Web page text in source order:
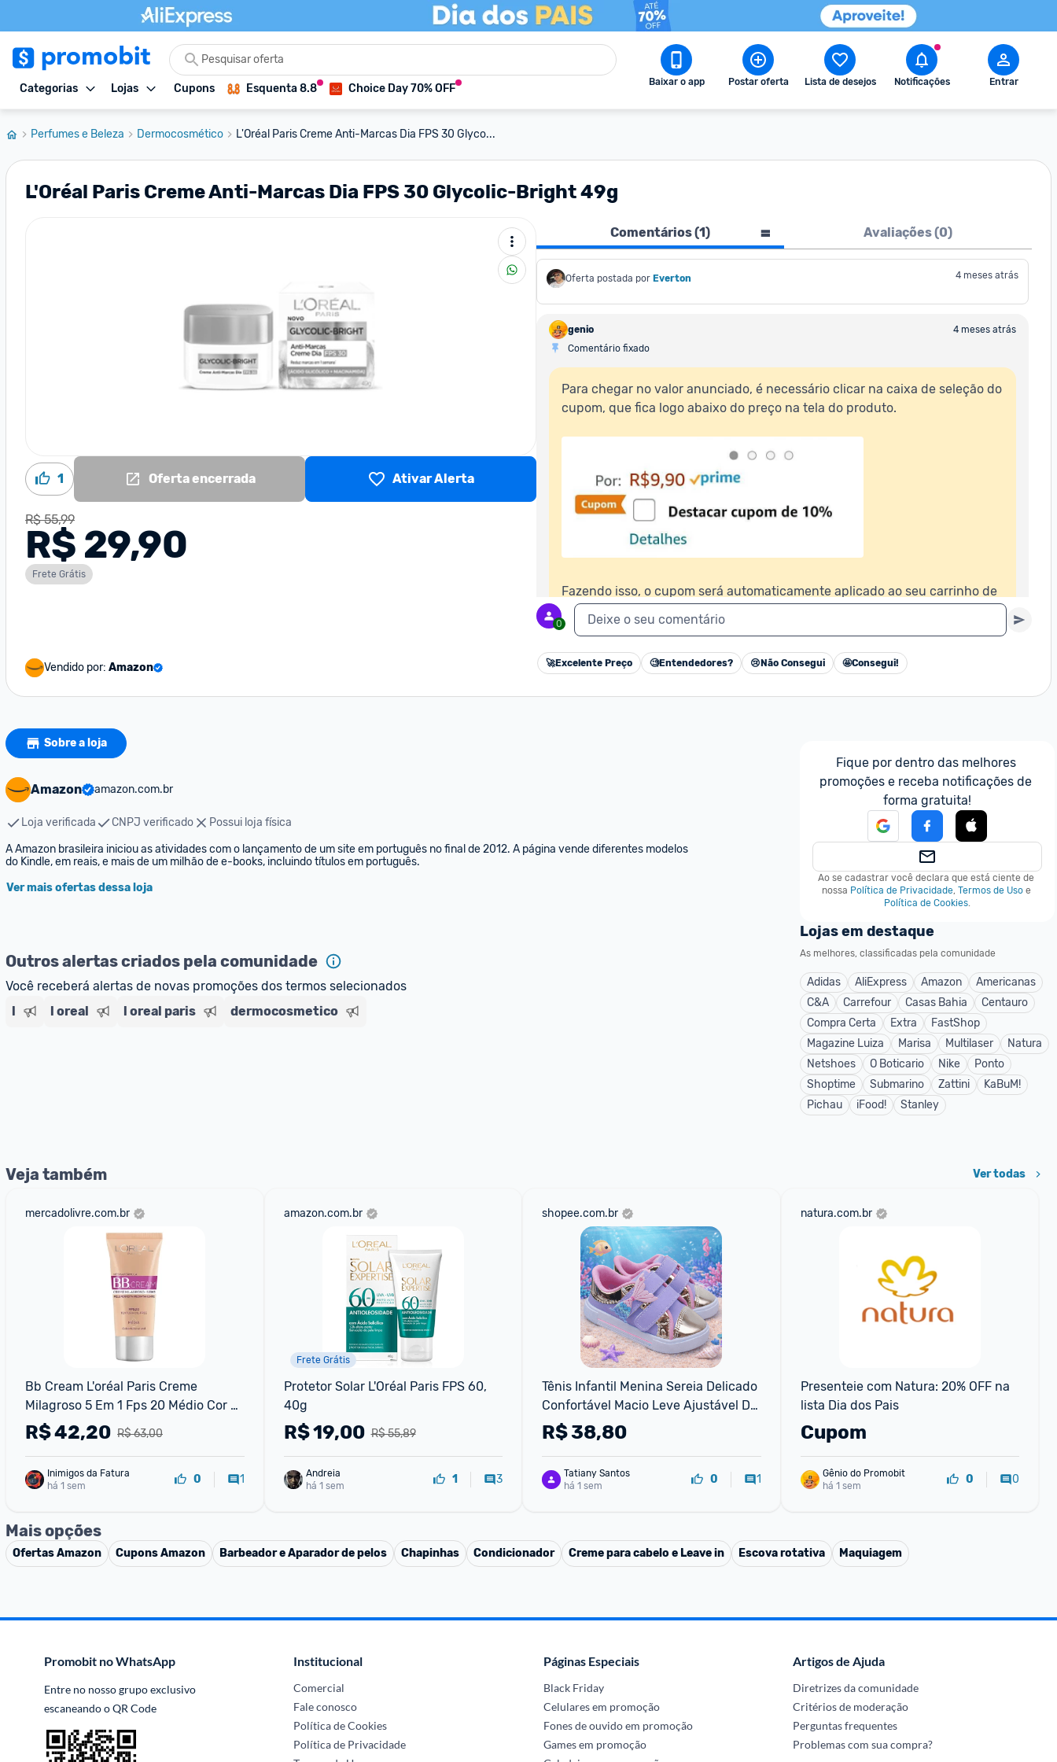
Categorias Lojas Cupons Esquenta 8.8 Choice Day 70% OFF Baixar o app Postar oferta Lista de desejos Notificações Entrar
Perfumes e Beleza Dermocosmético L'Oréal Paris Creme Anti-Marcas Dia FPS 30 Glyco...
L'Oréal Paris Creme Anti-Marcas Dia FPS 30 Glycolic-Bright 49g
1 Oferta encerrada Ativar Alerta
R$ 55,99
R$ 29,90
Frete Grátis
Vendido por: Amazon
Comentários (1) Avaliações (0)
Oferta postada por Everton 4 meses atrás
genio
4 meses atrás
Comentário fixado
Para chegar no valor anunciado, é necessário clicar na caixa de seleção do
cupom, que fica logo abaixo do preço na tela do produto.
Fazendo isso, o cupom será automaticamente aplicado ao seu carrinho de
compras.
0 Deixe o seu comentário
🚀Excelente Preço 🧐Entendedores? 😢 Não Consegui 🤩Consegui!
Sobre a loja
Amazon amazon.com.br
Loja verificada CNPJ verificado
Possui loja física
A Amazon brasileira iniciou as atividades com o lançamento de um site em português no final de 2012. A página vende diferentes modelos
do Kindle, em reais, e mais de um milhão de e-books, incluindo títulos em português.
Ver mais ofertas dessa loja
Outros alertas criados pela comunidade
Você receberá alertas de novas promoções dos termos selecionados
l
l oreal l oreal paris dermocosmetico
Fique por dentro das melhores
promoções e receba notificações de
forma gratuita!
Ao se cadastrar você declara que está ciente de
nossa Política de Privacidade, Termos de Uso e
Política de Cookies.
Lojas em destaque
As melhores, classificadas pela comunidade
Adidas AliExpress Amazon
Americanas
C&A
Carrefour Casas Bahia
Centauro
Compra Certa
Extra
FastShop
Magazine Luiza
Marisa Multilaser
Natura
Netshoes
O Boticario Nike
Ponto
Shoptime
Submarino Zattini
KaBuM!
Pichau
iFood! Stanley
Veja também Ver todas
mercadolivre.com.br
Bb Cream L'oréal Paris Creme
Milagroso 5 Em 1 Fps 20 Médio Cor
4.0 30ml Bege
R$ 63,00
R$42,20
Inimigos da Fatura
há 1 sem
0 1
amazon.com.br
Frete Grátis
Protetor Solar L'Oréal Paris FPS 60,
40g
R$ 55,89
R$19,00
Andreia
há 1 sem
1 3
shopee.com.br
Tênis Infantil Menina Sereia Delicado
Confortável Macio Leve Ajustável Dia
Dia Promoção
R$38,80
Tatiany Santos
há 1 sem
0 1
natura.com.br
Presenteie com Natura: 20% OFF na
lista Dia dos Pais
Cupom
Gênio do Promobit
há 1 sem
0 0
Mais opções
OfertasAmazon CuponsAmazon Barbeador e Aparador de pelos Chapinhas Condicionador Creme para cabelo e Leave in Escova rotativa Maquiagem
Promobit no WhatsApp
Entre no nosso grupo exclusivo
escaneando o QR Code
Institucional
Comercial
Fale conosco
Política de Cookies
Política de Privacidade
Páginas Especiais
Black Friday
Celulares em promoção
Fones de ouvido em promoção
Games em promoção
Artigos de Ajuda
Diretrizes da comunidade
Critérios de moderação
Perguntas frequentes
Problemas com sua compra?